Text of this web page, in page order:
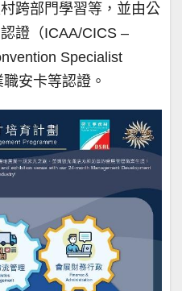
跨部門學習等，並由公
證（ICAA/CICS –
Specialist
安卡等認證。